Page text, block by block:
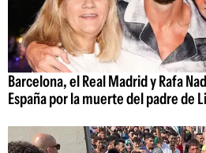
Barcelona, el Real Madrid y Rafa
España por la muerte del padre de